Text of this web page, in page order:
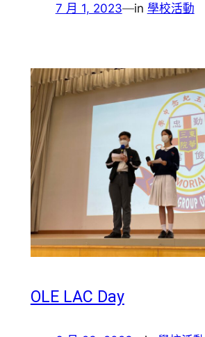
7 月 1, 2023—in 學校活動
OLE LAC Day